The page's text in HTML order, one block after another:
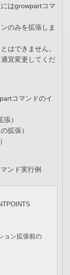
はgrowpartコマ
のみを拡張しま
はできません。
宜変更してくだ
コマンドのイ
）
拡張）
ンド実行例
ン拡張前の